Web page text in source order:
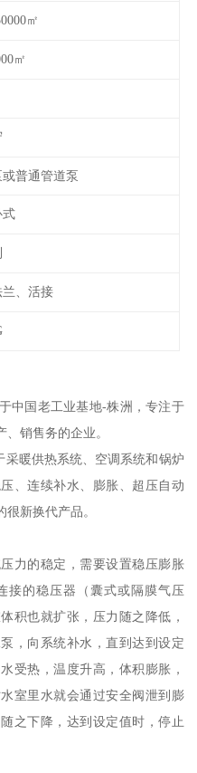
㎡
㎡
普通管道泵
式
、活接
中国老工业基地-株洲，专注于
销售务的企业。
暖供热系统、空调系统和锅炉
、连续补水、膨胀、超压自动
新换代产品。
力的稳定，需要设置稳压膨胀
接的稳压器（囊式或隔膜气压
积也就扩张，压力随之降低，
，向系统补水，直到达到设定
受热，温度升高，体积膨胀，
室里水就会通过安全阀泄到膨
之下降，达到设定值时，停止